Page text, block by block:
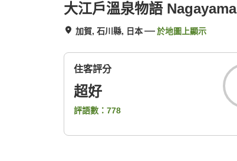
大江戶溫泉物語 Nagayama
加賀, 石川縣, 日本 於地圖上顯示
住客評分
超好
評語數： 778